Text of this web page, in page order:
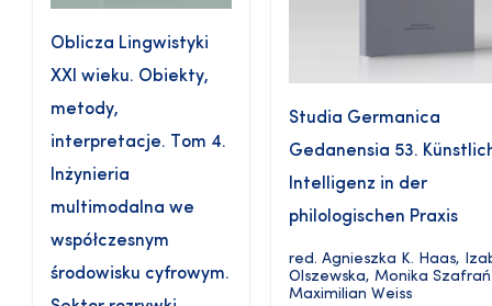
Oblicza Lingwistyki
XXI wieku. Obiekty,
metody,
interpretacje. Tom 4.
Inżynieria
multimodalna we
współczesnym
środowisku cyfrowym.
Studia Germanica
Gedanensia 53.
Intelligenz in der
philologischen Praxis
red. Agnieszka K. Haas,
Olszewska, Monika
Maximilian Weiss